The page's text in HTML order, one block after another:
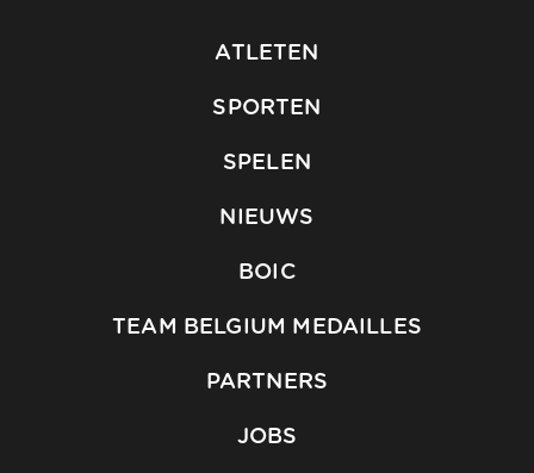
ATLETEN
SPORTEN
SPELEN
NIEUWS
BOIC
TEAM BELGIUM MEDAILLES
PARTNERS
JOBS